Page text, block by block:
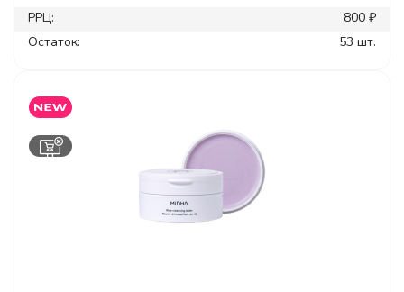
РРЦ:
800 ₽
Остаток:
53 шт.